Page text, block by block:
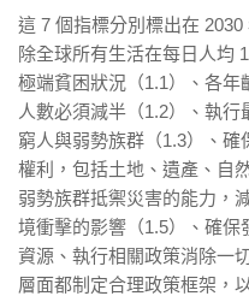
這 7 個指標分別標出在 2030
除全球所有生活在每日人均
極端貧困狀況（1.1）、各年
人數必須減半（1.2）、執行
窮人與弱勢族群（1.3）、確
權利，包括土地、遺產、自
弱勢族群抵禦災害的能力，
境衝擊的影響（1.5）、確保
資源、執行相關政策消除一
層面都制定合理政策框架，